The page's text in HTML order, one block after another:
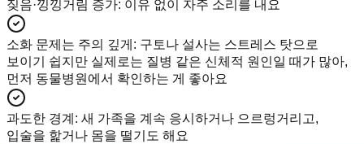
짖음·낑낑거림 증가: 이유 없이 자주 소리를 내요
소화 문제는 주의 깊게 : 구토나 설사는 스트레스 탓으로
보이기 쉽지만 실제로는 질병 같은 신체적 원인일 때가 많아,
먼저 동물병원에서 확인하는 게 좋아요
과도한 경계 : 새 가족을 계속 응시하거나 으르렁거리고,
입술을 핥거나 몸을 떨기도 해요